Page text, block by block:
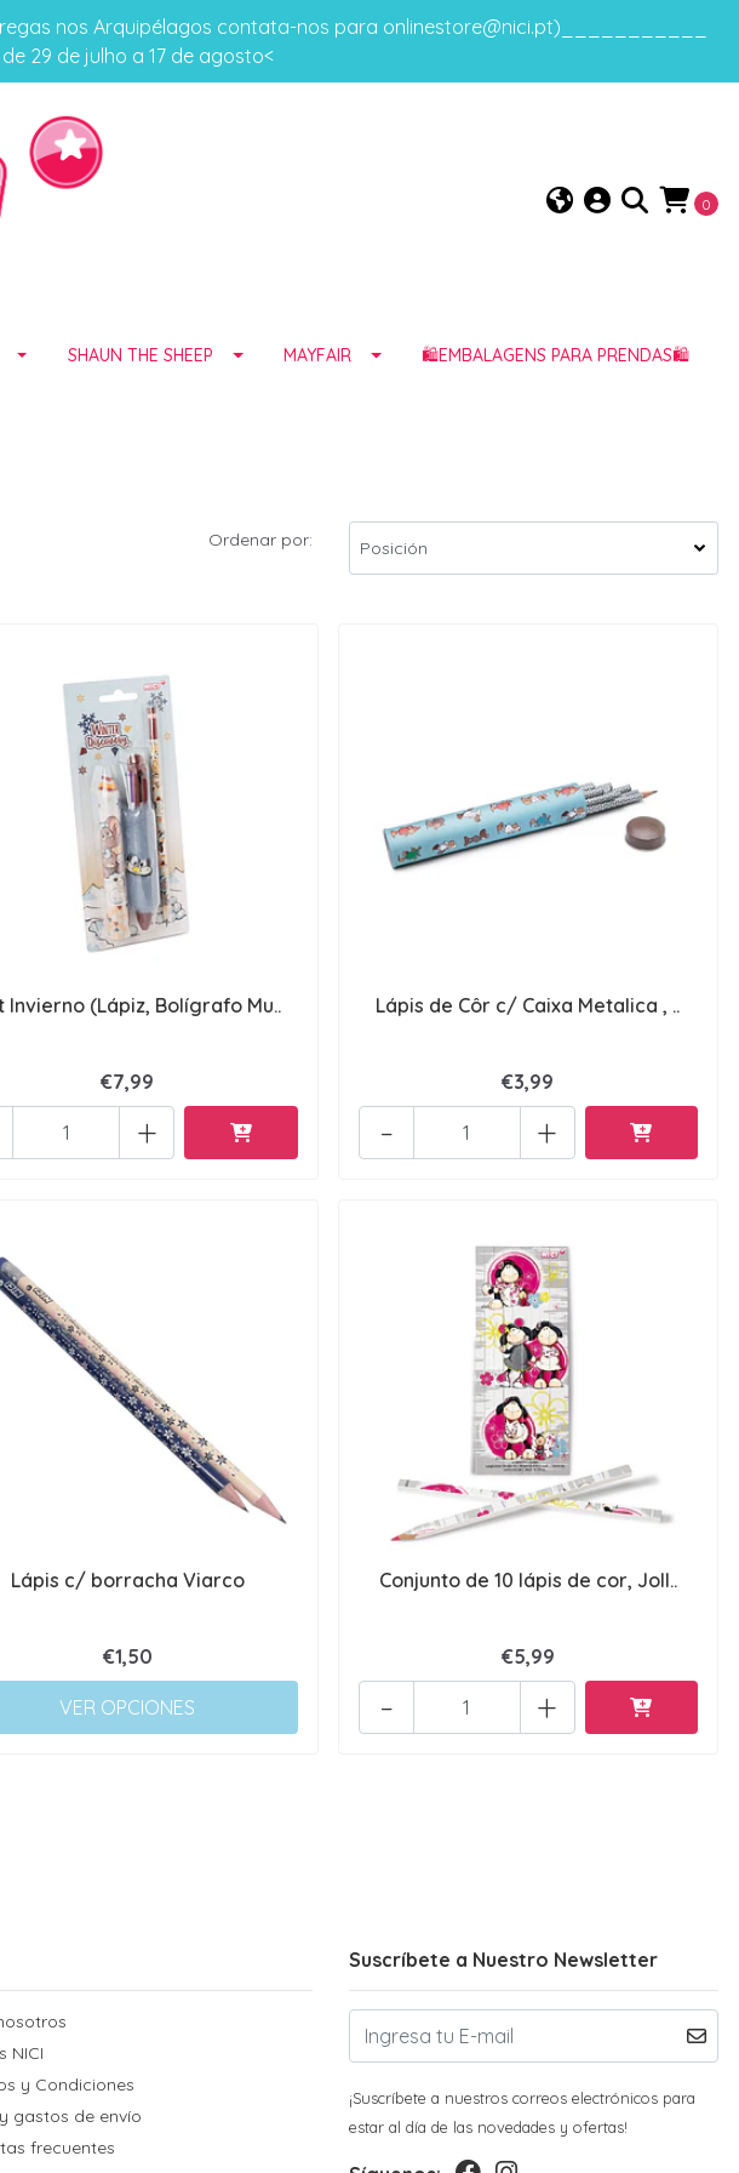
nos Arquipélagos contata-nos para onlinestore@nici.pt)___________
29 de julho a 17 de agosto<
0
SHAUN THE SHEEP MAYFAIR 🛍️EMBALAGENS PARA PRENDAS🛍️
Ordenar por:
Invierno (Lápiz, Bolígrafo Mu..
€7,99
+
Lápis de Côr c/ Caixa Metalica , ..
€3,99
+
-
Lápis c/ borracha Viarco
€1,50
VER OPCIONES
Conjunto de 10 lápis de cor, Joll..
€5,99
+
-
NICI
y Condiciones
gastos de envío
frecuentes
Suscríbete a Nuestro Newsletter
¡Suscríbete a nuestros correos electrónicos para
estar al día de las novedades y ofertas!